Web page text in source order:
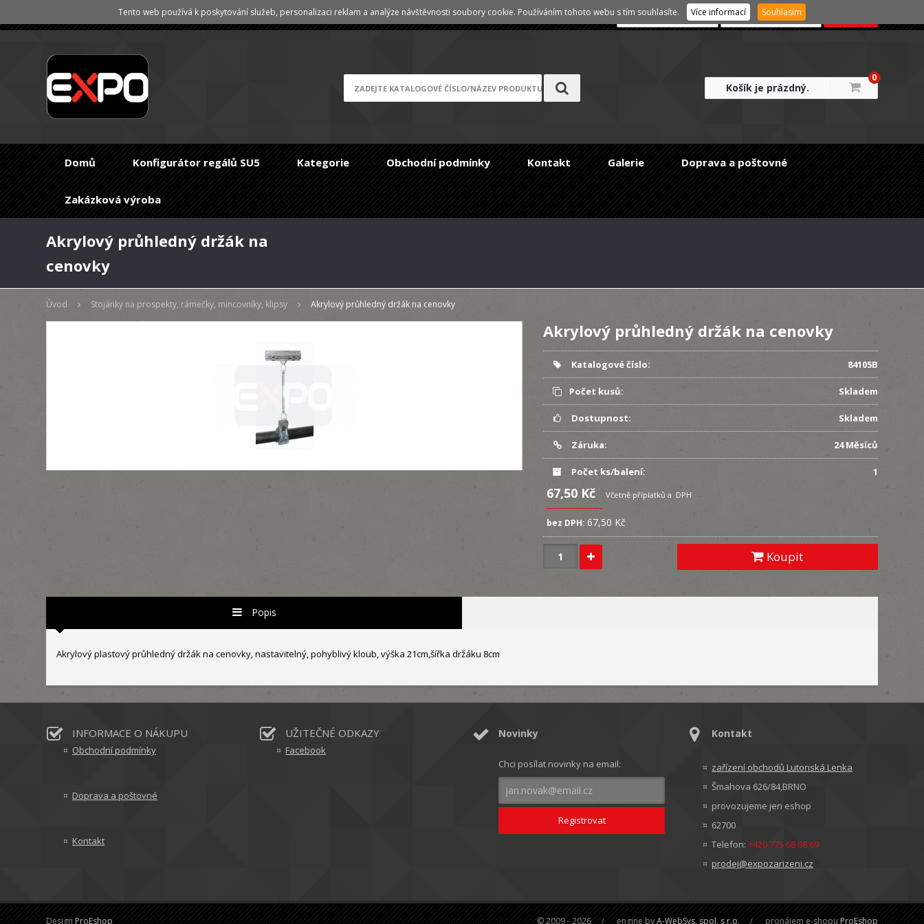
Registrace/Zapomenuté heslo
Košík je prázdný.
0
Domů Konfigurátor regálů SU5 Kategorie Obchodní podmínky Kontakt Galerie Doprava a poštovné
Zakázková výroba
Akrylový průhledný držák na
cenovky
Úvod Stojánky na prospekty, rámečky, mincovníky, klipsy Akrylový průhledný držák na cenovky
Akrylový průhledný držák na cenovky
Katalogové číslo: 84105B
Počet kusů: Skladem
Dostupnost: Skladem
Záruka: 24 Měsíců
Počet ks/balení: 1
67,50 Kč Včetně příplatků a DPH
bez DPH: 67,50 Kč
Koupit
Popis
Akrylový plastový průhledný držák na cenovky, nastavitelný, pohyblivý kloub, výška 21cm,šířka držáku 8cm
INFORMACE O NÁKUPU
Obchodní podmínky
Doprava a poštovné
Kontakt
UŽITEČNÉ ODKAZY
Facebook
Novinky
Chci posílat novinky na email:
Kontakt
zařízení obchodů Lutonská Lenka
Šmahova 626/84,BRNO
provozujeme jen eshop
62700
Telefon: +420 775 68 68 69
prodej@expozarizeni.cz
DesignProEshop © 2009 - 2026 engine byA-WebSys, spol. s r.o. pronájem e-shopuProEshop
Tento web používá k poskytování služeb, personalizaci reklam a analýze návštěvnosti soubory cookie. Používáním tohoto webu s tím souhlasíte. Více informací Souhlasím